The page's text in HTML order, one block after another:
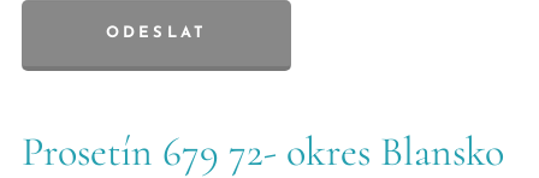
ODESLAT
Prosetín 679 72- okres Blansko